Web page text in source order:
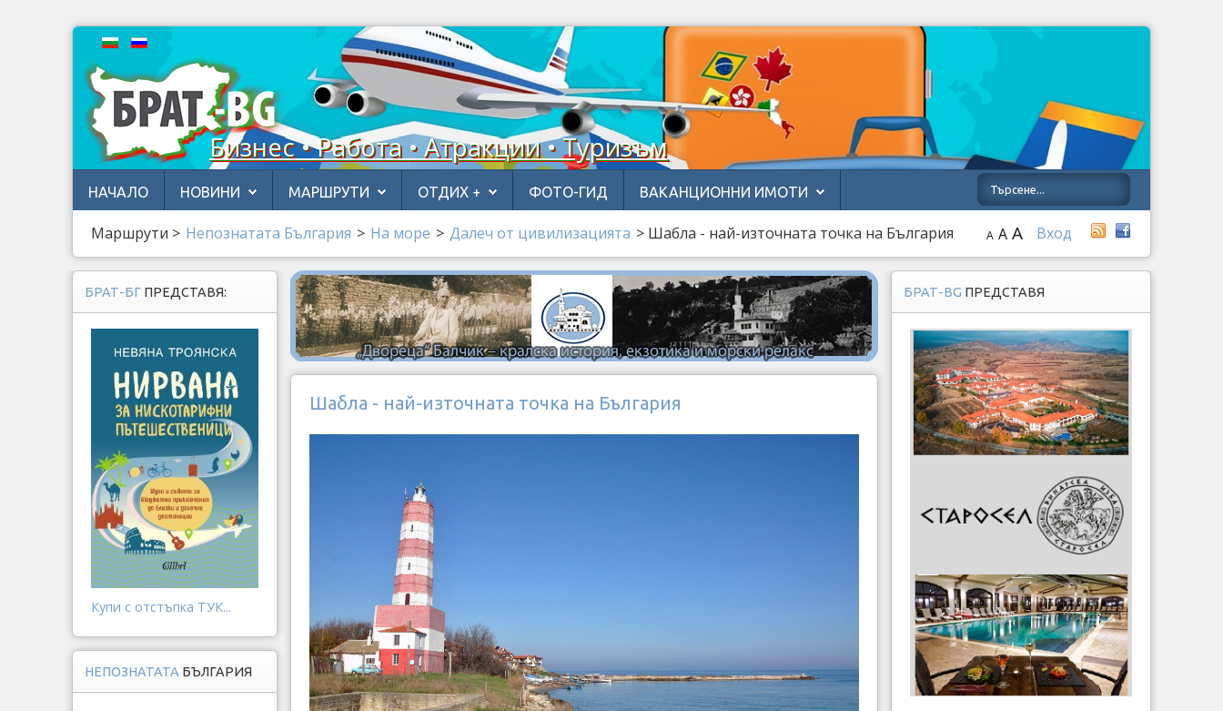
Бизнес • Работа • Атракции • Туризъм
НАЧАЛО НОВИНИ МАРШРУТИ ОТДИХ + ФОТО-ГИД ВАКАНЦИОННИ ИМОТИ
Маршрути > Непознатата България > На море > Далеч от цивилизацията > Шабла - най-източната точка на България Вход
A A A
Шабла - най-източната точка на България
БРАТ-БГ ПРЕДСТАВЯ:
Купи с отстъпка ТУК...
НЕПОЗНАТАТА БЪЛГАРИЯ
БРАТ-BG ПРЕДСТАВЯ